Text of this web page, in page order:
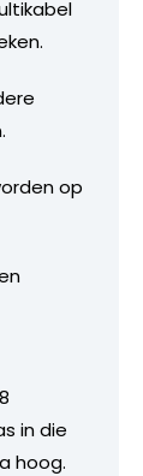
op
in die
hoog.